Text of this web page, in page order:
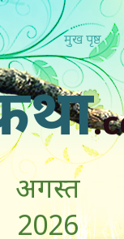
मुख पृष्ठ
अगस्त
2026